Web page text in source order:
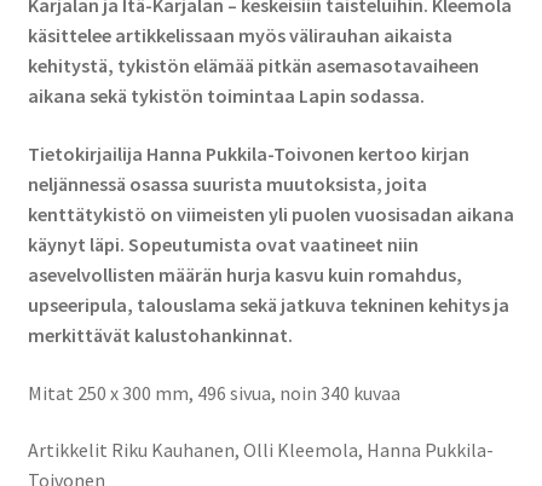
Karjalan ja Itä-Karjalan – keskeisiin taisteluihin. Kleemola
käsittelee artikkelissaan myös välirauhan aikaista
kehitystä, tykistön elämää pitkän asemasotavaiheen
aikana sekä tykistön toimintaa Lapin sodassa.
Tietokirjailija Hanna Pukkila-Toivonen kertoo kirjan
neljännessä osassa suurista muutoksista, joita
kenttätykistö on viimeisten yli puolen vuosisadan aikana
käynyt läpi. Sopeutumista ovat vaatineet niin
asevelvollisten määrän hurja kasvu kuin romahdus,
upseeripula, talouslama sekä jatkuva tekninen kehitys ja
merkittävät kalustohankinnat.
Mitat 250 x 300 mm, 496 sivua, noin 340 kuvaa
Artikkelit Riku Kauhanen, Olli Kleemola, Hanna Pukkila-
Toivonen